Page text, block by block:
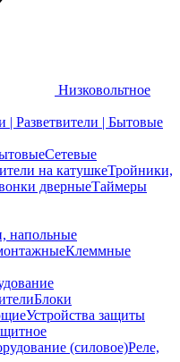
Низковольтное
| Разветвители | Бытовые
Сетевые
на катушкеТройники,
дверныеТаймеры
напольные
Клеммные
Блоки
Устройства защиты
(силовое)Реле,